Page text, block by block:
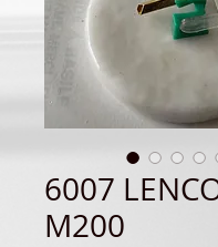
6007
M200